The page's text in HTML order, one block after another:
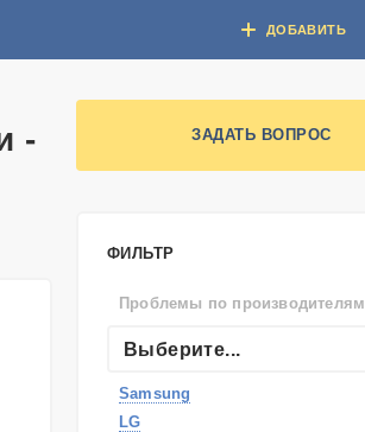
ДОБАВИТЬ
-
ЗАДАТЬ ВОПРОС
ФИЛЬТР
Проблемы по производителям
Выберите...
Samsung
LG